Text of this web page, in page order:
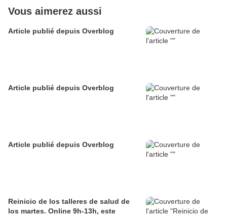
Vous aimerez aussi
Article publié depuis Overblog
Article publié depuis Overblog
Article publié depuis Overblog
Reinicio de los talleres de salud de
los martes. Online 9h-13h, este